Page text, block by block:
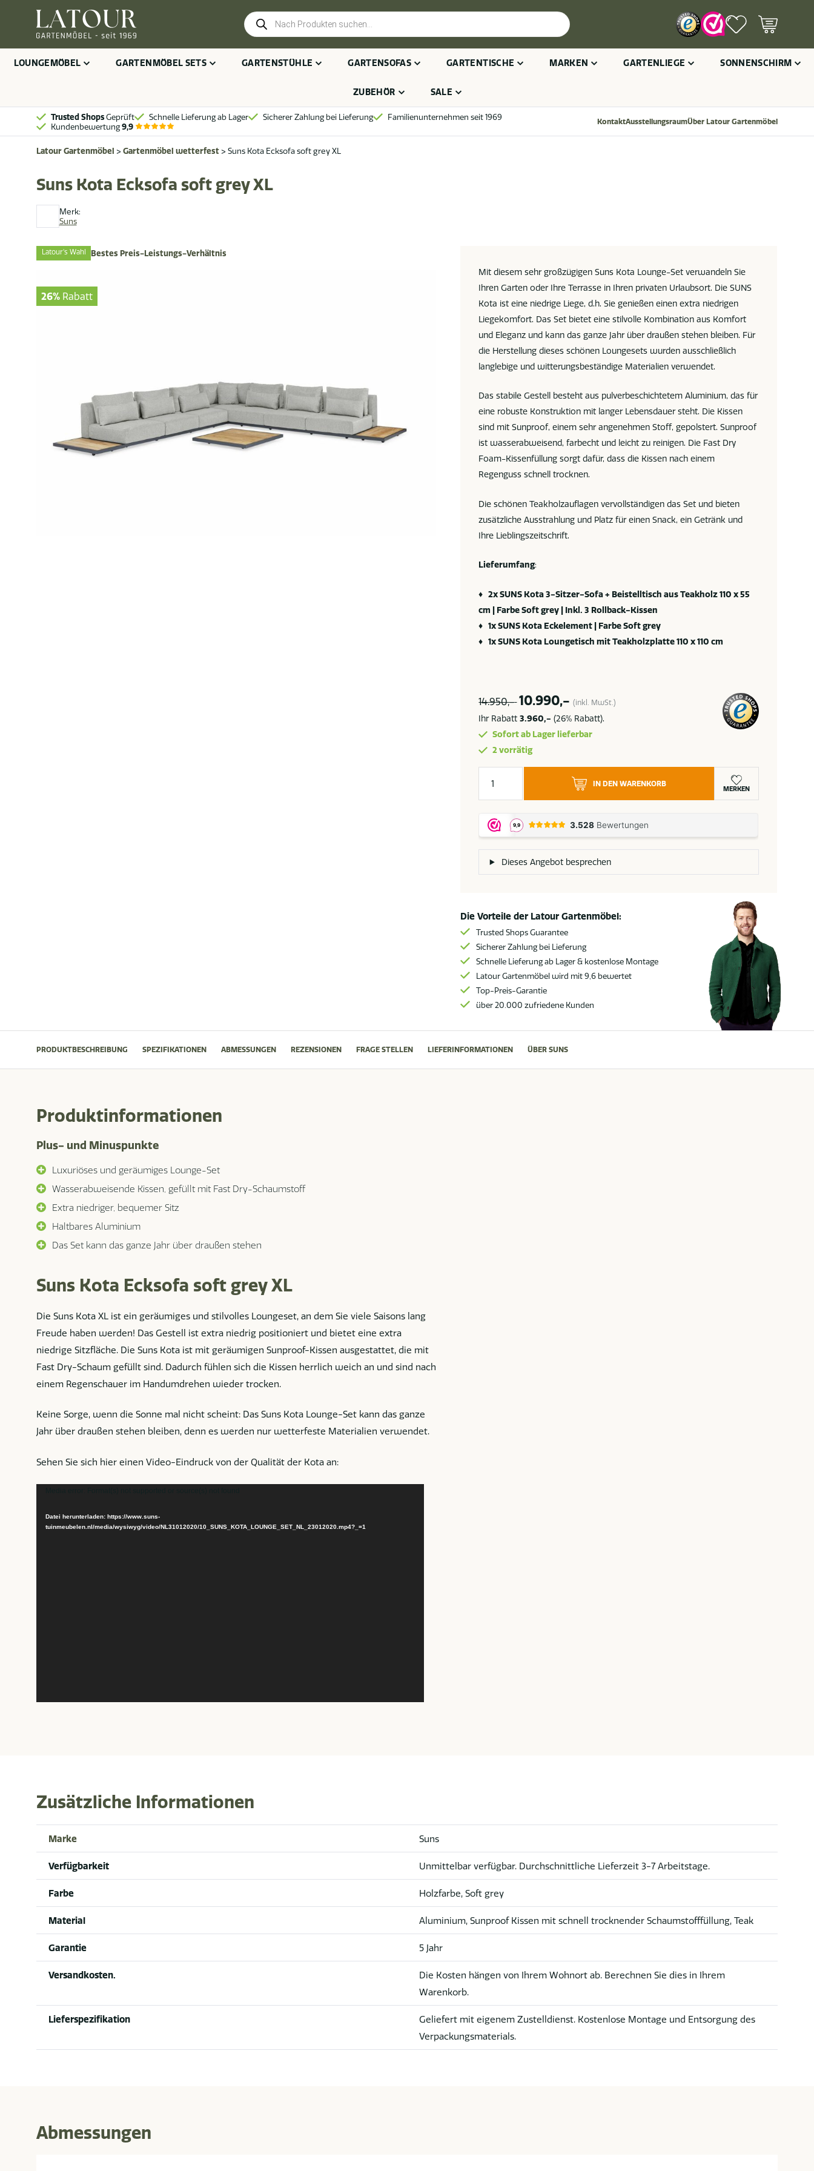
Products
search
LOUNGEMÖBEL GARTENMÖBEL SETS GARTENSTÜHLE GARTENSOFAS GARTENTISCHE MARKEN GARTENLIEGE SONNENSCHIRM
ZUBEHÖR SALE
Trusted ShopsGeprüft Schnelle Lieferung ab Lager Sicherer Zahlung bei Lieferung
Familienunternehmen seit 1969
Kundenbewertung9,9 KontaktAusstellungsraumÜber Latour Gartenmöbel
Latour Gartenmöbel > Gartenmöbel wetterfest> Suns Kota Ecksofa soft grey XL
Merk:
Suns
Suns Kota Ecksofa soft grey XL
Latour's Wahl Bestes Preis-Leistungs-Verhältnis
26% Rabatt
Mit diesem sehr großzügigen Suns Kota Lounge-Set verwandeln Sie
Ihren Garten oder Ihre Terrasse in Ihren privaten Urlaubsort. Die SUNS
Kota ist eine niedrige Liege, d.h. Sie genießen einen extra niedrigen
Liegekomfort. Das Set bietet eine stilvolle Kombination aus Komfort
und Eleganz und kann das ganze Jahr über draußen stehen bleiben. Für
die Herstellung dieses schönen Loungesets wurden ausschließlich
langlebige und witterungsbeständige Materialien verwendet.
Das stabile Gestell besteht aus pulverbeschichtetem Aluminium, das für
eine robuste Konstruktion mit langer Lebensdauer steht. Die Kissen
sind mit Sunproof, einem sehr angenehmen Stoff, gepolstert. Sunproof
ist wasserabweisend, farbecht und leicht zu reinigen. Die Fast Dry
Foam-Kissenfüllung sorgt dafür, dass die Kissen nach einem
Regenguss schnell trocknen.
Die schönen Teakholzauflagen vervollständigen das Set und bieten
zusätzliche Ausstrahlung und Platz für einen Snack, ein Getränk und
Ihre Lieblingszeitschrift.
Lieferumfang:
♦ 2x SUNS Kota 3-Sitzer-Sofa + Beistelltisch aus Teakholz 110 x 55
cm | Farbe Soft grey | Inkl. 3 Rollback-Kissen
♦ 1x SUNS Kota Eckelement | Farbe Soft grey
♦ 1x SUNS Kota Loungetisch mit Teakholzplatte 110 x 110 cm
14.950,- 10.990,- (inkl. MwSt.)
Ihr Rabatt3.960,- (26% Rabatt).
Sofort ab Lager lieferbar
2 vorrätig
Kota
soft
grey
XL
IN DEN WARENKORB
MERKEN
Dieses Angebot besprechen
Die Vorteile der Latour Gartenmöbel:
Trusted Shops Guarantee
Sicherer Zahlung bei Lieferung
Schnelle Lieferung ab Lager & kostenlose Montage
Latour Gartenmöbel wird mit 9,6 bewertet
Top-Preis-Garantie
über 20.000 zufriedene Kunden
PRODUKTBESCHREIBUNG SPEZIFIKATIONEN ABMESSUNGEN REZENSIONEN FRAGE STELLEN LIEFERINFORMATIONEN ÜBER SUNS
Produktinformationen
Plus- und Minuspunkte
Luxuriöses und geräumiges Lounge-Set
Wasserabweisende Kissen, gefüllt mit Fast Dry-Schaumstoff
Extra niedriger, bequemer Sitz
Haltbares Aluminium
Das Set kann das ganze Jahr über draußen stehen
Suns Kota Ecksofa soft grey XL
Die Suns Kota XL ist ein geräumiges und stilvolles Loungeset, an dem Sie viele Saisons lang
Freude haben werden! Das Gestell ist extra niedrig positioniert und bietet eine extra
niedrige Sitzfläche. Die Suns Kota ist mit geräumigen Sunproof-Kissen ausgestattet, die mit
Fast Dry-Schaum gefüllt sind. Dadurch fühlen sich die Kissen herrlich weich an und sind nach
einem Regenschauer im Handumdrehen wieder trocken.
Keine Sorge, wenn die Sonne mal nicht scheint: Das Suns Kota Lounge-Set kann das ganze
Jahr über draußen stehen bleiben, denn es werden nur wetterfeste Materialien verwendet.
Sehen Sie sich hier einen Video-Eindruck von der Qualität der Kota an:
Datei herunterladen: https://www.suns-
tuinmeubelen.nl/media/wysiwyg/video/NL31012020/10_SUNS_KOTA_LOUNGE_SET_NL_23012020.mp4?_=1
Zusätzliche Informationen
Marke Suns
Verfügbarkeit Unmittelbar verfügbar. Durchschnittliche Lieferzeit 3-7 Arbeitstage.
Farbe Holzfarbe, Soft grey
Material Aluminium, Sunproof Kissen mit schnell trocknender Schaumstofffüllung, Teak
Garantie 5 Jahr
Versandkosten.
Die Kosten hängen von Ihrem Wohnort ab. Berechnen Sie dies in Ihrem
Warenkorb.
Lieferspezifikation
Geliefert mit eigenem Zustelldienst. Kostenlose Montage und Entsorgung des
Verpackungsmaterials.
Abmessungen